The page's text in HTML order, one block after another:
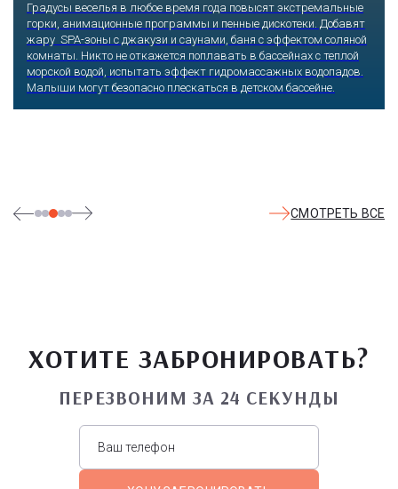
Сочи, Олимпийский проспект, 21
Оказавшись здесь, словно попадаешь в сказку: встречаешь
любимых героев русского фольклора, получаешь возможность
сколько душе угодно кататься на аттракционах европейского
уровня. Гости участвуют в увлекательных квестах и творческих
СМОТРЕТЬ ВСЕ
ХОТИТЕ ЗАБРОНИРОВАТЬ?
ПЕРЕЗВОНИМ ЗА 24 СЕКУНДЫ